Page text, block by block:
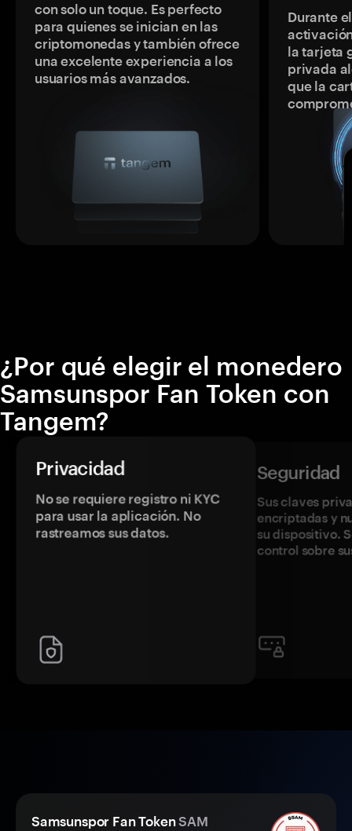
con solo un toque. Es perfecto
para quienes se inician en las
criptomonedas y también ofrece
una excelente experiencia a los
usuarios más avanzados.
Durante
la tarjeta
privada
que la
¿Por qué elegir el monedero
Samsunspor Fan Token con
Tangem?
Privacidad
No se requiere registro ni KYC
para usar la aplicación. No
rastreamos sus datos.
Seguridad
Sus claves
encriptadas y
su dispositivo.
control sobre
Samsunspor Fan TokenSAM